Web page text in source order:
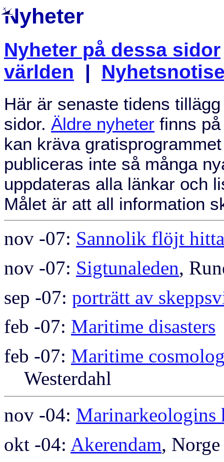
Nyheter
Nyheter på dessa sidor
världen |
Här är senaste tidens
sidor. Äldre nyheter finns
kan kräva
publiceras inte så många
uppdateras alla länkar och
Målet är att all information
nov -07: Sannolik flöjt
nov -07: Sigtunaleden,
sep -07: porträtt av
feb -07: Maritime disasters
feb -07: Maritime
Westerdahl
nov -04: Marinarkeologins
okt -04: Akerendam, Norge